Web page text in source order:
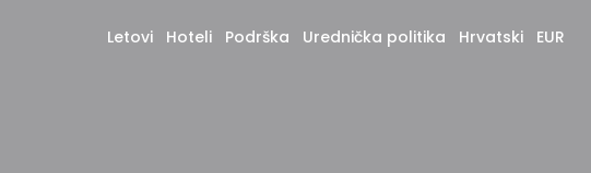
Letovi Hoteli Podrška Urednička politika Hrvatski EUR